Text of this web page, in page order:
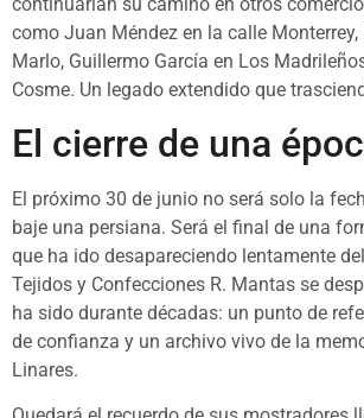
como Juan Méndez en la calle Monterrey,
Marlo, Guillermo García en Los
Cosme. Un legado extendido que
El cierre de una
El próximo 30 de junio no será solo la
baje una persiana. Será el final de una
que ha ido desapareciendo lentamente
Tejidos y Confecciones R. Mantas se
ha sido durante décadas: un punto de
de confianza y un archivo vivo de la
Linares.